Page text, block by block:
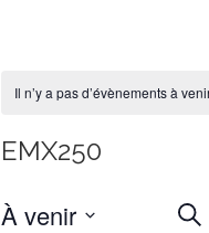
Il n’y a pas d’évènements à
EMX250
À venir